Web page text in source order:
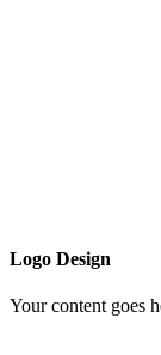
Logo Design
Your content goes